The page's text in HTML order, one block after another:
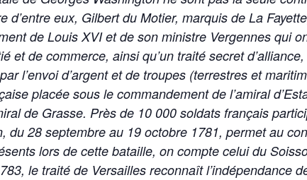
eux, Gilbert du Motier, marquis de La
de Louis XVI et de son ministre Vergennes qui
et de commerce, ainsi qu’un traité secret
l’envoi d’argent et de troupes (terrestres et
placée sous le commandement de l’amiral
de Grasse. Près de 10 000 soldats français
du 28 septembre au 19 octobre 1781, permet au
lors de cette bataille, on compte celui du
le traité de Versailles reconnaît l’indépendance